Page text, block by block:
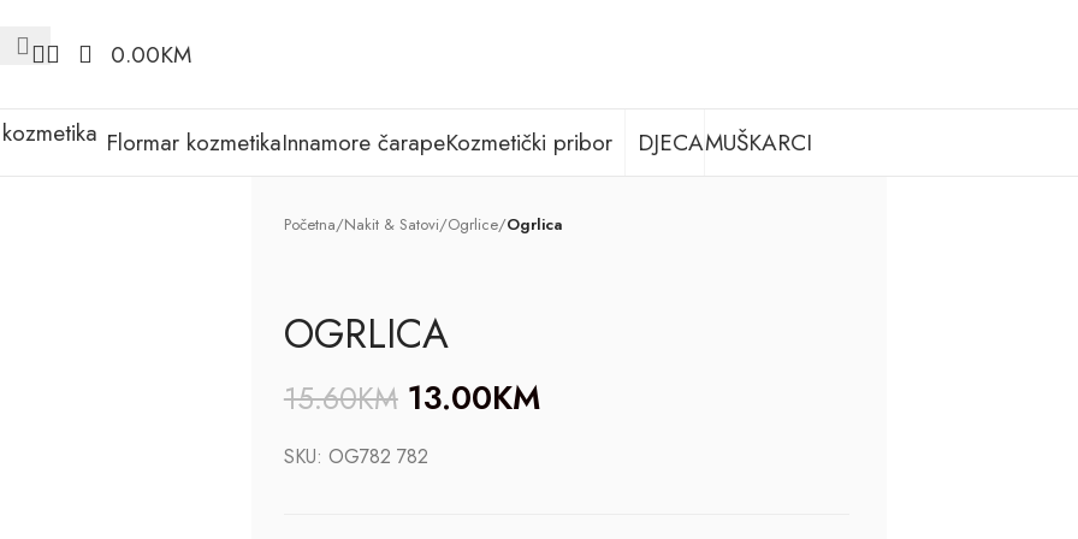
0.00KM
Flormar kozmetikaInnamore čarapeKozmetički pribor DJECAMUŠKARCI
Početna/Nakit & Satovi/Ogrlice/Ogrlica
OGRLICA
15.60KM 13.00KM
SKU: OG782 782